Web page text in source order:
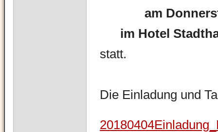
am
im Hotel
statt.
Die Einladung und